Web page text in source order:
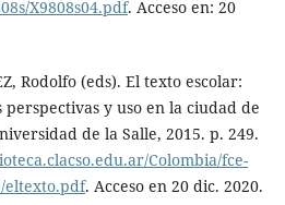
X9808s04.pdf. Acceso en: 20
Rodolfo (eds). El texto escolar:
perspectivas y uso en la ciudad de
de la Salle, 2015. p. 249.
Colombia/fce-
eltexto.pdf. Acceso en 20 dic. 2020.